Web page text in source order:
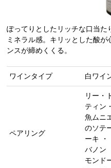
ぽってりとしたリッチな口当た
ミネラル感。キリッとした酸
ンスが締めくくる。
ワインタイプ 白ワイ
ペアリング
リー・
ティン
魚ムニ
のソテ
ーキ ・
バノン
モンド